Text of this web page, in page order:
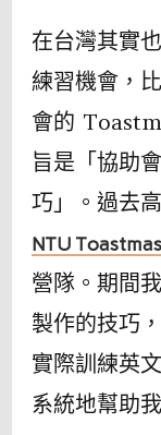
在台灣其實
練習機會，
會的
旨是「協助
巧」。過去
NTU
營隊。期間
製作的技巧
實際訓練英
系統地幫助